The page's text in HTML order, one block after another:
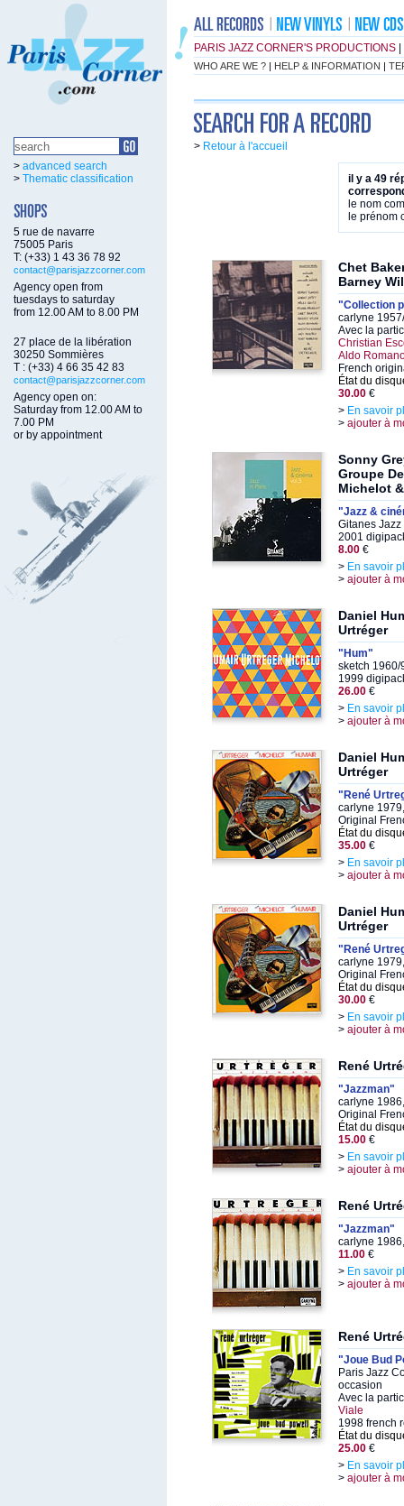
PARIS JAZZ CORNER'S PRODUCTIONS
WHO ARE WE ? | HELP & INFORMATION |
> advanced search
> Thematic classification
5 rue de navarre
75005 Paris
T: (+33) 1 43 36 78 92
contact@parisjazzcorner.com
Agency open from
tuesdays to saturday
from 12.00 AM to 8.00 PM
27 place de la libération
30250 Sommières
T : (+33) 4 66 35 42 83
contact@parisjazzcorner.com
Agency open on:
Saturday from 12.00 AM to
7.00 PM
or by appointment
> Retour à l'accueil
il y a 49
le nom
le prénom
Chet
Barney
"Collection
carlyne
Avec la
Christian
Aldo
French
État du
30.00 €
> En savoir
> ajouter à
Sonny
Groupe
Michelot
"Jazz &
Gitanes
2001
8.00 €
> En savoir
> ajouter à
Daniel
Urtréger
"Hum"
sketch 1960/
1999
26.00 €
> En savoir
> ajouter à
Daniel
Urtréger
"René
carlyne
Original
État du
35.00 €
> En savoir
> ajouter à
Daniel
Urtréger
"René
carlyne
Original
État du
30.00 €
> En savoir
> ajouter à
René
"Jazzman"
carlyne
Original
État du
15.00 €
> En savoir
> ajouter à
René
"Jazzman"
carlyne
11.00 €
> En savoir
> ajouter à
René
"Joue Bud
Paris Jazz
occasion
Avec la
Viale
1998 french
État du
25.00 €
> En savoir
> ajouter à